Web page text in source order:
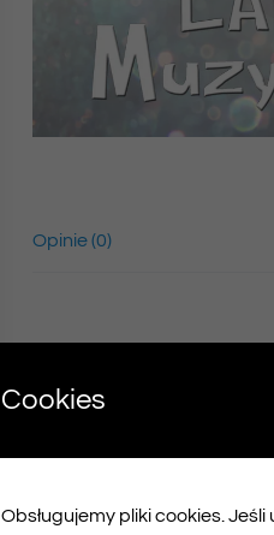
Opinie (0)
Cookies
Obsługujemy pliki cookies.